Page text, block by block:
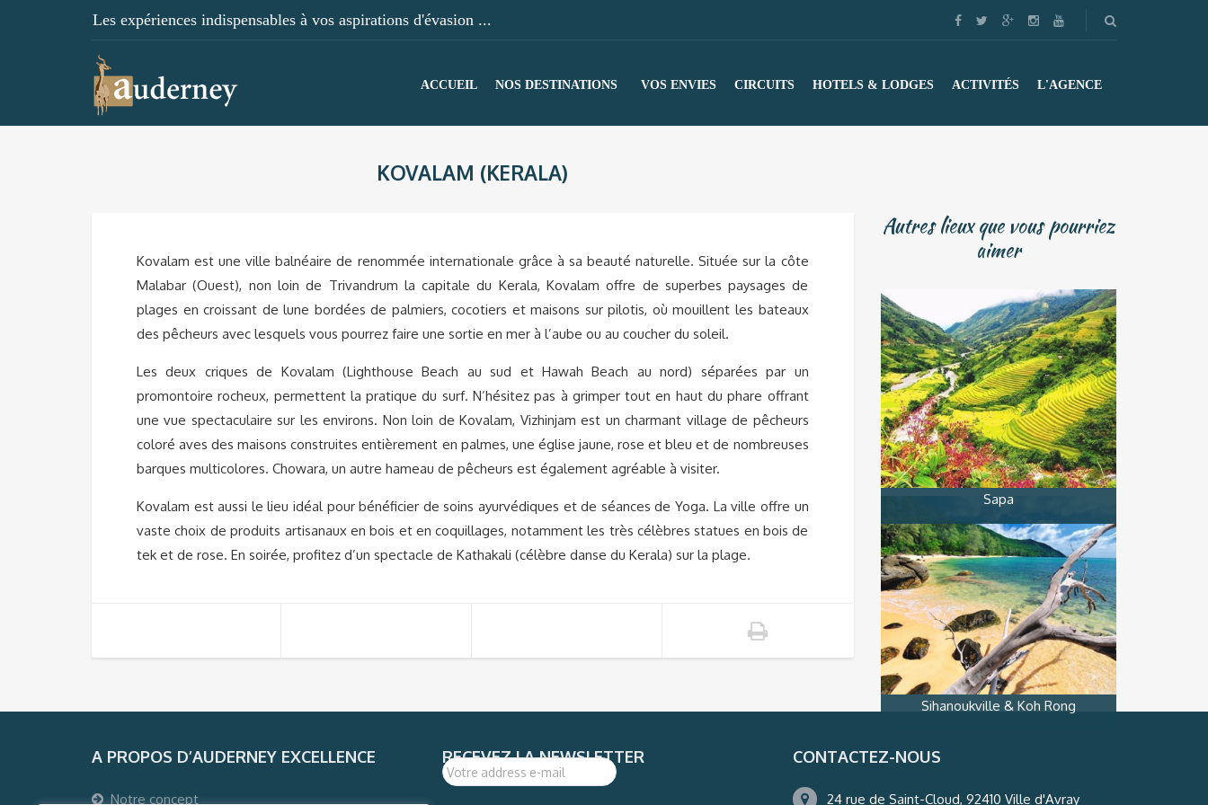
Les expériences indispensables à vos aspirations d'évasion ...
ACCUEIL NOS DESTINATIONS VOS ENVIES CIRCUITS HOTELS & LODGES ACTIVITÉS L'AGENCE
KOVALAM (KERALA)
Kovalam est une ville balnéaire de renommée internationale grâce à sa beauté naturelle. Située sur la côte
Malabar (Ouest), non loin de Trivandrum la capitale du Kerala, Kovalam offre de superbes paysages de
plages en croissant de lune bordées de palmiers, cocotiers et maisons sur pilotis, où mouillent les bateaux
des pêcheurs avec lesquels vous pourrez faire une sortie en mer à l’aube ou au coucher du soleil.
Les deux criques de Kovalam (Lighthouse Beach au sud et Hawah Beach au nord) séparées par un
promontoire rocheux, permettent la pratique du surf. N’hésitez pas à grimper tout en haut du phare offrant
une vue spectaculaire sur les environs. Non loin de Kovalam, Vizhinjam est un charmant village de pêcheurs
coloré aves des maisons construites entièrement en palmes, une église jaune, rose et bleu et de nombreuses
barques multicolores. Chowara, un autre hameau de pêcheurs est également agréable à visiter.
Kovalam est aussi le lieu idéal pour bénéficier de soins ayurvédiques et de séances de Yoga. La ville offre un
vaste choix de produits artisanaux en bois et en coquillages, notamment les très célèbres statues en bois de
tek et de rose. En soirée, profitez d’un spectacle de Kathakali (célèbre danse du Kerala) sur la plage.
Autres lieux que vous pourriez
aimer
Sapa
Sihanoukville & Koh Rong
A PROPOS D’AUDERNEY EXCELLENCE
Notre concept
RECEVEZ LA NEWSLETTER CONTACTEZ-NOUS
24 rue de Saint-Cloud, 92410 Ville d'Avray